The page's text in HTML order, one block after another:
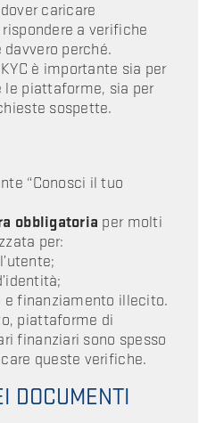
caricare
a verifiche
perché.
è importante sia per
piattaforme, sia per
sospette.
“Conosci il tuo
obbligatoria per molti
per:
e finanziamento illecito.
piattaforme di
finanziari sono spesso
queste verifiche.
DOCUMENTI